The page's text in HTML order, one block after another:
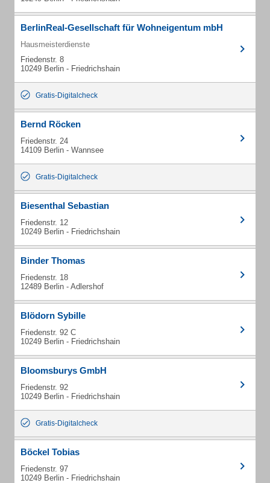
BerlinReal-Gesellschaft für Wohneigentum mbH
Hausmeisterdienste
Friedenstr. 8
10249 Berlin - Friedrichshain
Gratis-Digitalcheck
Bernd Röcken
Friedenstr. 24
14109 Berlin - Wannsee
Gratis-Digitalcheck
Biesenthal Sebastian
Friedenstr. 12
10249 Berlin - Friedrichshain
Binder Thomas
Friedenstr. 18
12489 Berlin - Adlershof
Blödorn Sybille
Friedenstr. 92 C
10249 Berlin - Friedrichshain
Bloomsburys GmbH
Friedenstr. 92
10249 Berlin - Friedrichshain
Gratis-Digitalcheck
Böckel Tobias
Friedenstr. 97
10249 Berlin - Friedrichshain